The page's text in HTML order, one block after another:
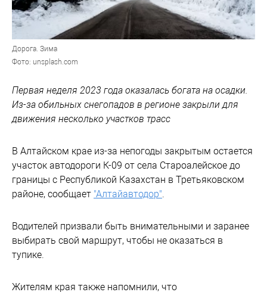
Дорога. Зима
Фото: unsplash.com
Первая неделя 2023 года оказалась богата на осадки.
Из-за обильных снегопадов в регионе закрыли для
движения несколько участков трасс
В Алтайском крае из-за непогоды закрытым остается
участок автодороги К-09 от села Староалейское до
границы с Республикой Казахстан в Третьяковском
районе, сообщает "Алтайавтодор"
Водителей призвали быть внимательными и заранее
выбирать свой маршрут, чтобы не оказаться в
тупике.
Жителям края также напомнили, что